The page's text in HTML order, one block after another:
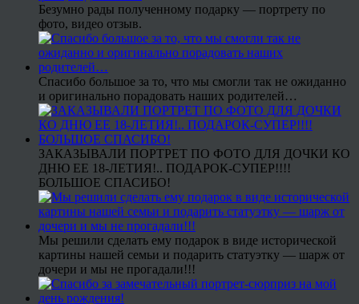
Безумно рады полученному подарку — портрету по
фото, видео отзыв.
Спасибо большое за то, что мы смогли так не ожиданно
и оригинально порадовать наших родителей…
ЗАКАЗЫВАЛИ ПОРТРЕТ ПО ФОТО ДЛЯ ДОЧКИ КО
ДНЮ ЕЕ 18-ЛЕТИЯ!.. ПОДАРОК-СУПЕР!!!!
БОЛЬШОЕ СПАСИБО!
Мы решили сделать ему подарок в виде исторической
картины нашей семьи и подарить статуэтку — шарж от
дочери и мы не прогадали!!!